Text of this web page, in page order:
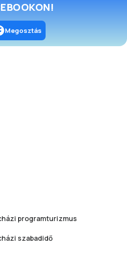
Megosztás
programturizmus
szabadidő